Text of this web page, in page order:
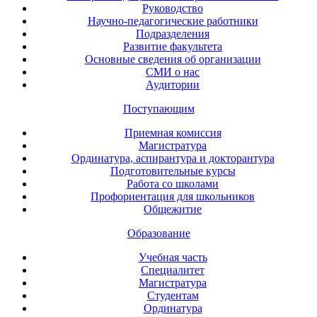
Руководство
Научно-педагогические работники
Подразделения
Развитие факультета
Основные сведения об организации
СМИ о нас
Аудитории
Поступающим
Приемная комиссия
Магистратура
Ординатура, аспирантура и докторантура
Подготовительные курсы
Работа со школами
Профориентация для школьников
Общежитие
Образование
Учебная часть
Специалитет
Магистратура
Студентам
Ординатура